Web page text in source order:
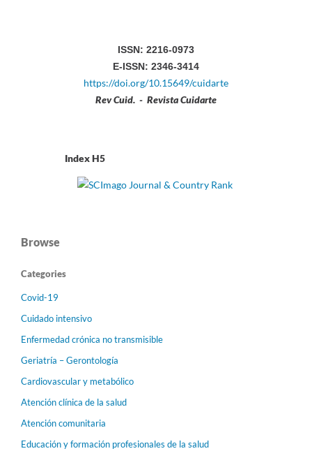
ISSN: 2216-0973
E-ISSN: 2346-3414
https://doi.org/10.15649/cuidarte
Rev Cuid. - Revista Cuidarte
Index H5
Browse
Categories
Covid-19
Cuidado intensivo
Enfermedad crónica no transmisible
Geriatría – Gerontología
Cardiovascular y metabólico
Atención clínica de la salud
Atención comunitaria
Educación y formación profesionales de la salud